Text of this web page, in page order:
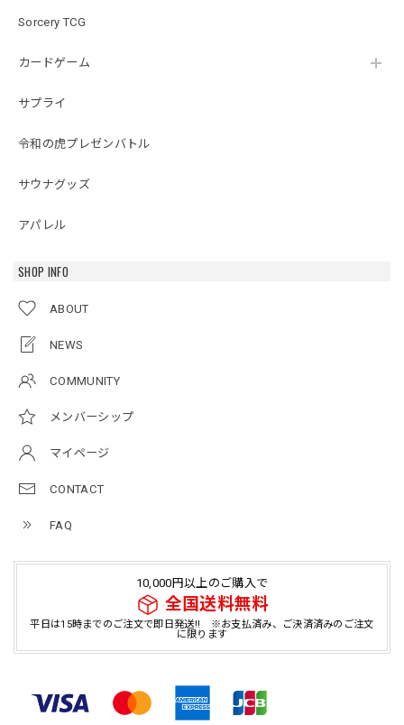
Sorcery TCG
カードゲーム
サプライ
令和の虎プレゼンバトル
サウナグッズ
アパレル
SHOP INFO
ABOUT
NEWS
COMMUNITY
メンバーシップ
マイページ
CONTACT
FAQ
10,000円以上のご購入で
全国送料無料
平日は15時までのご注文で即日発送!! ※お支払済み、ご決済済みのご注文
に限ります